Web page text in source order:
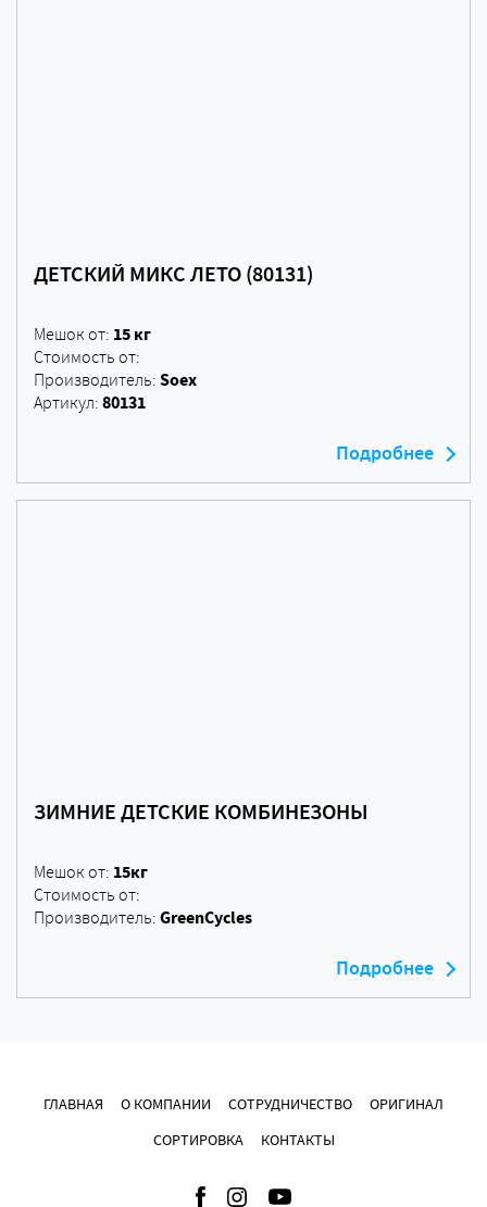
ДЕТСКИЙ МИКС ЛЕТО (80131)
Мешок от: 15 кг
Стоимость от:
Производитель: Soex
Артикул: 80131
Подробнее
ЗИМНИЕ ДЕТСКИЕ КОМБИНЕЗОНЫ
Мешок от: 15кг
Стоимость от:
Производитель: GreenCycles
Подробнее
ГЛАВНАЯ О КОМПАНИИ СОТРУДНИЧЕСТВО
ОРИГИНАЛ
СОРТИРОВКА
КОНТАКТЫ